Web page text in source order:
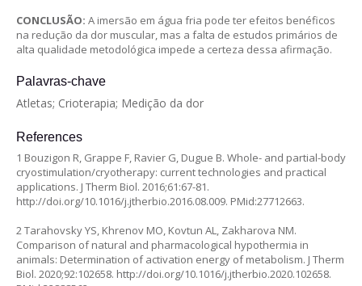
CONCLUSÃO: A imersão em água fria pode ter efeitos benéficos
na redução da dor muscular, mas a falta de estudos primários de
alta qualidade metodológica impede a certeza dessa afirmação.
Palavras-chave
Atletas; Crioterapia; Medição da dor
References
1 Bouzigon R, Grappe F, Ravier G, Dugue B. Whole- and partial-body
cryostimulation/cryotherapy: current technologies and practical
applications. J Therm Biol. 2016;61:67-81.
http://doi.org/10.1016/j.jtherbio.2016.08.009. PMid:27712663.
2 Tarahovsky YS, Khrenov MO, Kovtun AL, Zakharova NM.
Comparison of natural and pharmacological hypothermia in
animals: Determination of activation energy of metabolism. J Therm
Biol. 2020;92:102658. http://doi.org/10.1016/j.jtherbio.2020.102658.